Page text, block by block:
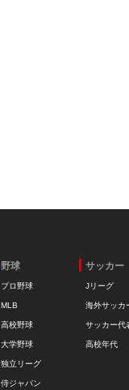
野球
プロ野球
MLB
高校野球
大学野球
独立リーグ
侍ジャパン
サッカー
Jリーグ
海外サッカ
サッカー代
高校年代